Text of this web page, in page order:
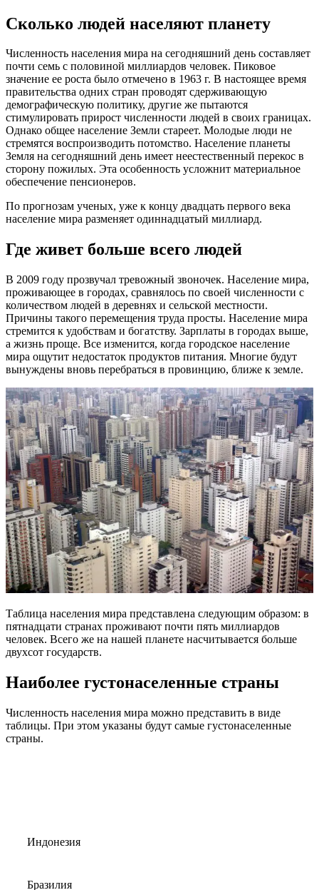
Сколько людей населяют планету
Численность населения мира на сегодняшний день составляет
почти семь с половиной миллиардов человек. Пиковое
значение ее роста было отмечено в 1963 г. В настоящее время
правительства одних стран проводят сдерживающую
демографическую политику, другие же пытаются
стимулировать прирост численности людей в своих границах.
Однако общее население Земли стареет. Молодые люди не
стремятся воспроизводить потомство. Население планеты
Земля на сегодняшний день имеет неестественный перекос в
сторону пожилых. Эта особенность усложнит материальное
обеспечение пенсионеров.
По прогнозам ученых, уже к концу двадцать первого века
население мира разменяет одиннадцатый миллиард.
Где живет больше всего людей
В 2009 году прозвучал тревожный звоночек. Население мира,
проживающее в городах, сравнялось по своей численности с
количеством людей в деревнях и сельской местности.
Причины такого перемещения труда просты. Население мира
стремится к удобствам и богатству. Зарплаты в городах выше,
а жизнь проще. Все изменится, когда городское население
мира ощутит недостаток продуктов питания. Многие будут
вынуждены вновь перебраться в провинцию, ближе к земле.
Таблица населения мира представлена следующим образом: в
пятнадцати странах проживают почти пять миллиардов
человек. Всего же на нашей планете насчитывается больше
двухсот государств.
Наиболее густонаселенные страны
Численность населения мира можно представить в виде
таблицы. При этом указаны будут самые густонаселенные
страны.
Индонезия
Бразилия